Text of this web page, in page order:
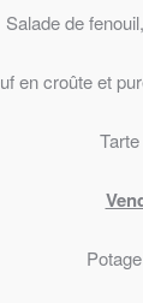
Salade de
en croûte et